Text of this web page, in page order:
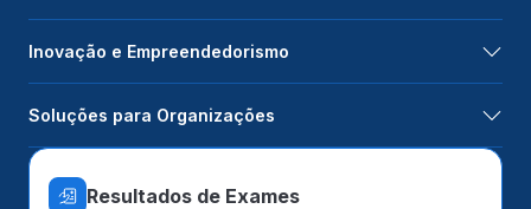
Inovação e Empreendedorismo
Soluções para Organizações
Resultados de Exames